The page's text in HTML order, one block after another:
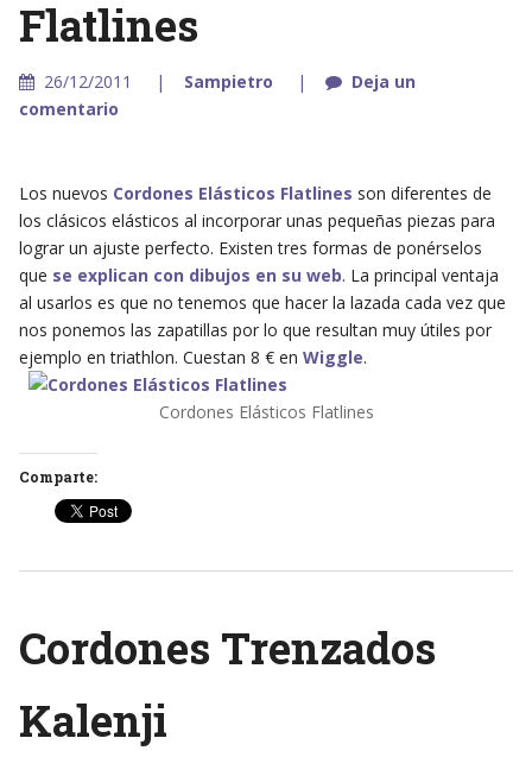
Flatlines
26/12/2011 Sampietro
Deja un
comentario
Los nuevos Cordones Elásticos Flatlines son diferentes de
los clásicos elásticos al incorporar unas pequeñas piezas para
lograr un ajuste perfecto. Existen tres formas de ponérselos
que se explican con dibujos en su web. La principal ventaja
al usarlos es que no tenemos que hacer la lazada cada vez que
nos ponemos las zapatillas por lo que resultan muy útiles por
ejemplo en triathlon. Cuestan 8 € en Wiggle.
Cordones Elásticos Flatlines
Comparte:
Cordones Trenzados
Kalenji